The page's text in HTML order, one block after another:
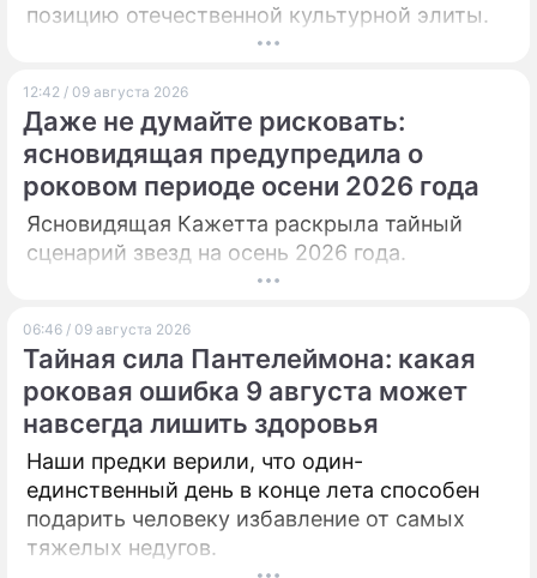
позицию отечественной культурной элиты.
12:42 / 09 августа 2026
Даже не думайте рисковать:
ясновидящая предупредила о
роковом периоде осени 2026 года
Ясновидящая Кажетта раскрыла тайный
сценарий звезд на осень 2026 года.
06:46 / 09 августа 2026
Тайная сила Пантелеймона: какая
роковая ошибка 9 августа может
навсегда лишить здоровья
Наши предки верили, что один-
единственный день в конце лета способен
подарить человеку избавление от самых
тяжелых недугов.